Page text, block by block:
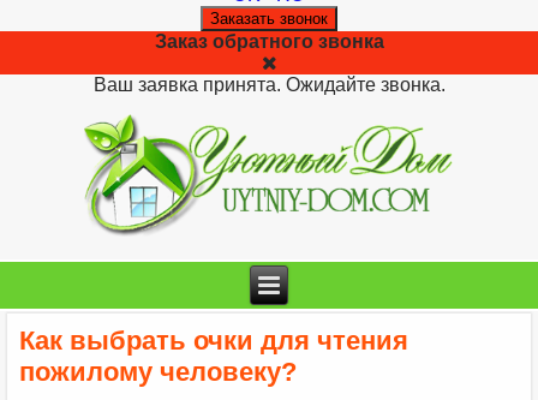
Заказать звонок
Заказ обратного звонка
Ваш заявка принята. Ожидайте звонка.
Как выбрать очки для чтения
пожилому человеку?